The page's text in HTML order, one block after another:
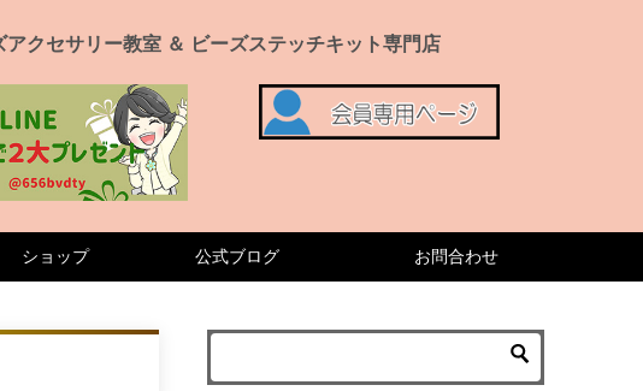
アクセサリー教室 ＆ ビーズステッチキット専門店
ショップ 公式ブログ お問合わせ